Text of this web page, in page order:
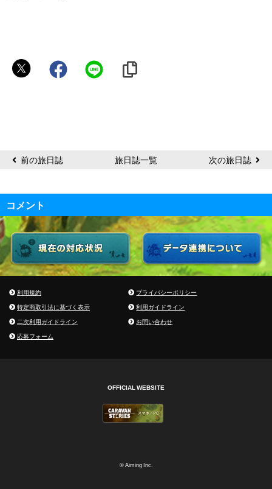
Titania
前の旅日誌 旅日誌一覧 次の旅日誌
コメント
利用規約
プライバシーポリシー
特定商取引法に基づく表示
利用ガイドライン
二次利用ガイドライン
お問い合わせ
応募フォーム
OFFICIAL WEBSITE
© Aiming Inc.